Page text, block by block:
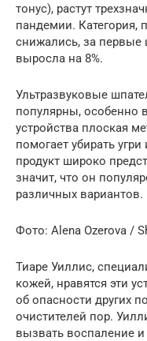
тонус), растут
пандемии. Категория,
снижались, за первые
выросла на 8%.
Ультразвуковые
популярны, особенно
устройства плоская
помогает убирать
продукт широко
значит, что он
различных вариантов.
Фото: Alena Ozerova /
Тиаре Уиллис,
кожей, нравятся эти
об опасности других
очистителей пор.
вызвать воспаление